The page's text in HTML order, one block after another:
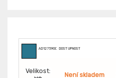
AD1275900 DOSTUPNOST
Velikost:
Není skladem